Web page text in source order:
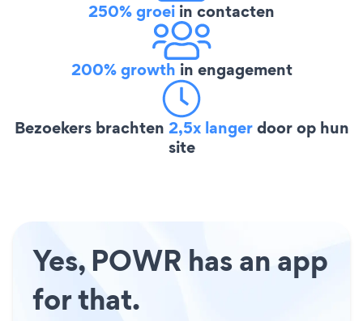
250% groei in contacten
200% growth in engagement
Bezoekers brachten 2,5x langerdoor op hun
site
Yes, POWR has an app
for that.